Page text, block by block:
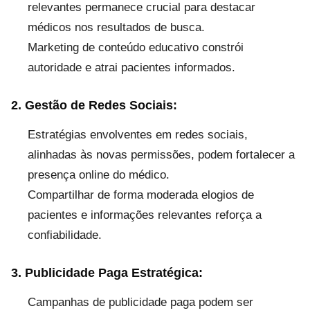
relevantes permanece crucial para destacar
médicos nos resultados de busca.
Marketing de conteúdo educativo constrói
autoridade e atrai pacientes informados.
2. Gestão de Redes Sociais:
Estratégias envolventes em redes sociais,
alinhadas às novas permissões, podem fortalecer a
presença online do médico.
Compartilhar de forma moderada elogios de
pacientes e informações relevantes reforça a
confiabilidade.
3. Publicidade Paga Estratégica:
Campanhas de publicidade paga podem ser